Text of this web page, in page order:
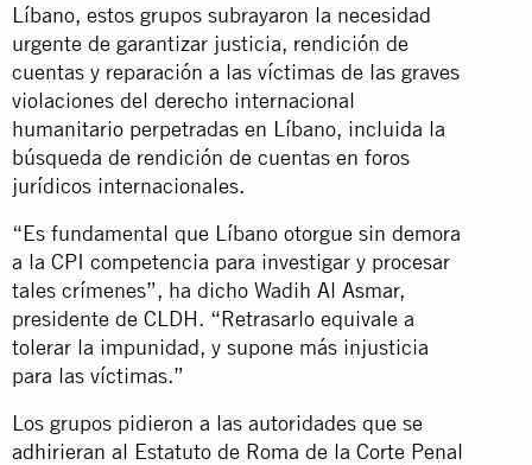
Líbano, estos grupos subrayaron la necesidad
urgente de garantizar justicia, rendición de
cuentas y reparación a las víctimas de las graves
violaciones del derecho internacional
humanitario perpetradas en Líbano, incluida la
búsqueda de rendición de cuentas en foros
jurídicos internacionales.
“Es fundamental que Líbano otorgue sin demora
a la CPI competencia para investigar y procesar
tales crímenes”, ha dicho Wadih Al Asmar,
presidente de CLDH. “Retrasarlo equivale a
tolerar la impunidad, y supone más injusticia
para las víctimas.”
Los grupos pidieron a las autoridades que se
adhirieran al Estatuto de Roma de la Corte Penal